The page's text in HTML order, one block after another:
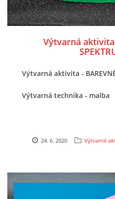
TÝDENNÍ PLÁNY
SMYSLOVÁ AKTIVITA
JÓGOVÉ CVIČENÍ, TYPY, RADY,
SVATÝ VÁCLAV
Výtvarná aktivita
Výtvarná aktivita -
Výtvarná technika - malba
24. 6. 2020 Výtvarné